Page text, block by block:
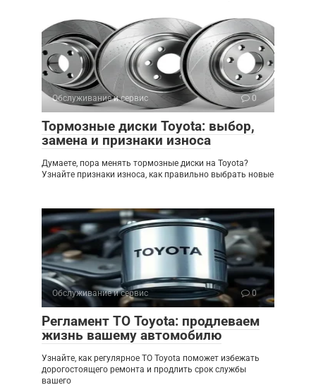
Обслуживание и сервис 0
Тормозные диски Toyota: выбор,
замена и признаки износа
Думаете, пора менять тормозные диски на Toyota?
Узнайте признаки износа, как правильно выбрать новые
Обслуживание и сервис 0
Регламент ТО Toyota: продлеваем
жизнь вашему автомобилю
Узнайте, как регулярное ТО Toyota поможет избежать
дорогостоящего ремонта и продлить срок службы
вашего